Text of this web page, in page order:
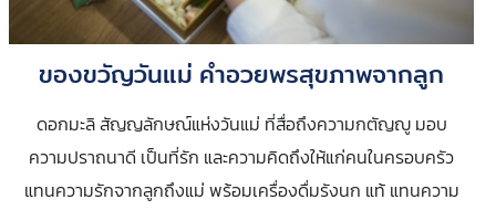
ของขวัญวันแม่ คำอวยพรสุขภาพจากลูก
ดอกมะลิ สัญญลักษณ์แห่งวันแม่ ที่สื่อถึงความกตัญญู มอบ
ความปราถนาดี เป็นที่รัก และความคิดถึงให้แก่คนในครอบครัว
แทนความรักจากลูกถึงแม่ พร้อมเครื่องดื่มรังนก แท้ แทนความ